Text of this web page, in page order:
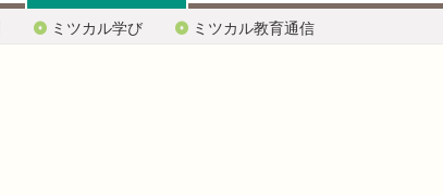
ミツカル学び ミツカル教育通信